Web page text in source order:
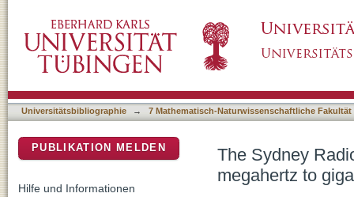
Universitätsbibliographie → 7 Mathematisch-Naturwissenschaftliche Fakultät
The Sydney
megahertz to
PUBLIKATION MELDEN
Hilfe und Informationen